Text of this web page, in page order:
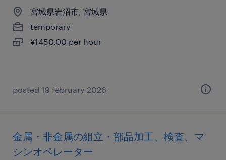
宮城県岩沼市, 宮城県
temporary
¥1450.00 per hour
posted 19 february 2026
金属・非金属の組立・部品加工、検査、マ
シンオペレーター